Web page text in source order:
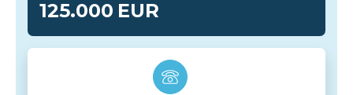
125.000 EUR